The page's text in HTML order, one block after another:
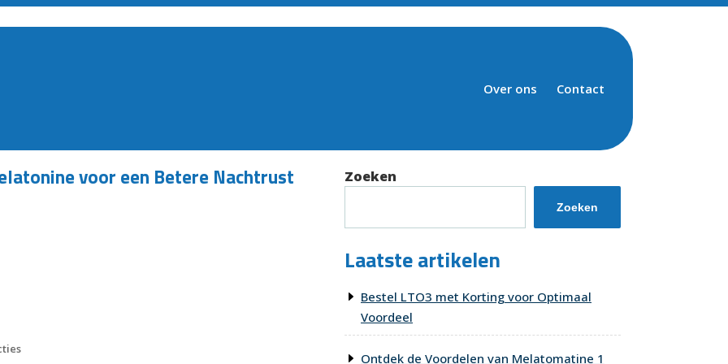
Over ons Contact
voor een Betere Nachtrust Zoeken
Zoeken
Laatste artikelen
Bestel LTO3 met Korting voor Optimaal
Voordeel
Ontdek de Voordelen van Melatomatine 1